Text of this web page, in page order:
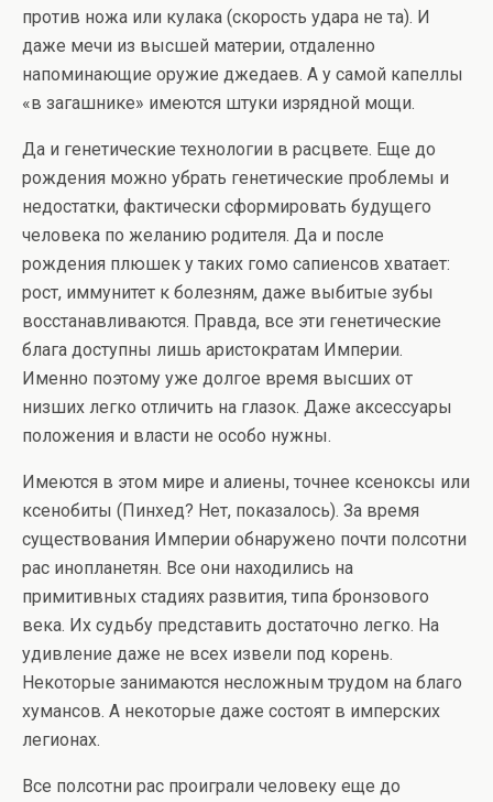
против ножа или кулака (скорость удара не та). И
даже мечи из высшей материи, отдаленно
напоминающие оружие джедаев. А у самой капеллы
«в загашнике» имеются штуки изрядной мощи.
Да и генетические технологии в расцвете. Еще до
рождения можно убрать генетические проблемы и
недостатки, фактически сформировать будущего
человека по желанию родителя. Да и после
рождения плюшек у таких гомо сапиенсов хватает:
рост, иммунитет к болезням, даже выбитые зубы
восстанавливаются. Правда, все эти генетические
блага доступны лишь аристократам Империи.
Именно поэтому уже долгое время высших от
низших легко отличить на глазок. Даже аксессуары
положения и власти не особо нужны.
Имеются в этом мире и алиены, точнее ксеноксы или
ксенобиты (Пинхед? Нет, показалось). За время
существования Империи обнаружено почти полсотни
рас инопланетян. Все они находились на
примитивных стадиях развития, типа бронзового
века. Их судьбу представить достаточно легко. На
удивление даже не всех извели под корень.
Некоторые занимаются несложным трудом на благо
хумансов. А некоторые даже состоят в имперских
легионах.
Все полсотни рас проиграли человеку еще до